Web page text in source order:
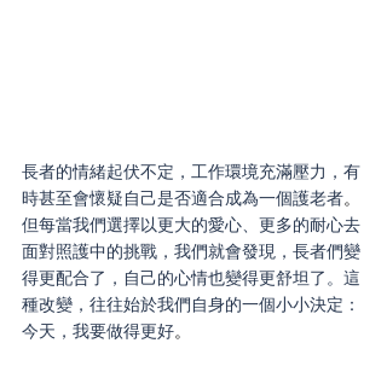
長者的情緒起伏不定，工作環境充滿壓力，有
時甚至會懷疑自己是否適合成為一個護老者。
但每當我們選擇以更大的愛心、更多的耐心去
面對照護中的挑戰，我們就會發現，長者們變
得更配合了，自己的心情也變得更舒坦了。這
種改變，往往始於我們自身的一個小小決定：
今天，我要做得更好。